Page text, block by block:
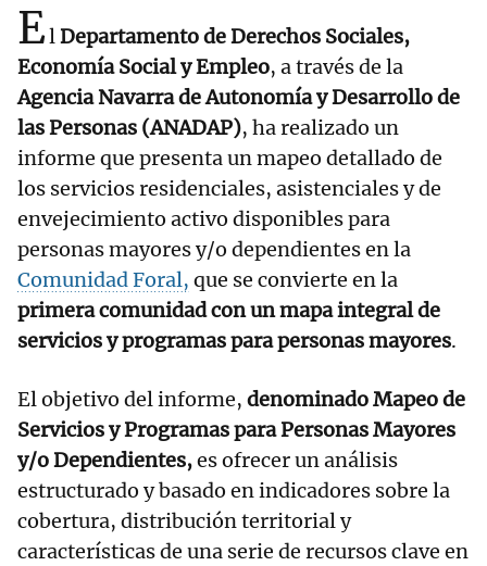
ElDepartamento de Derechos Sociales,
Economía Social y Empleo, a través de la
Agencia Navarra de Autonomía y Desarrollo de
las Personas (ANADAP), ha realizado un
informe que presenta un mapeo detallado de
los servicios residenciales, asistenciales y de
envejecimiento activo disponibles para
personas mayores y/o dependientes en la
Comunidad Foral, que se convierte en la
primera comunidad con un mapa integral de
servicios y programas para personas mayores.
El objetivo del informe, denominado Mapeo de
Servicios y Programas para Personas Mayores
y/o Dependientes,es ofrecer un análisis
estructurado y basado en indicadores sobre la
cobertura, distribución territorial y
características de una serie de recursos clave en